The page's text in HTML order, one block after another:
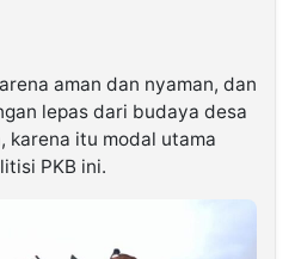
aman dan nyaman, dan
lepas dari budaya desa
karena itu modal utama
PKB ini.